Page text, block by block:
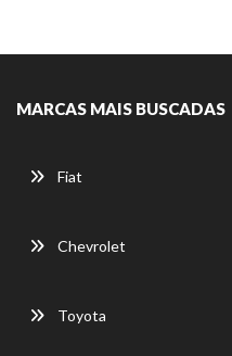
MARCAS MAIS BUSCADAS
Fiat
Chevrolet
Toyota